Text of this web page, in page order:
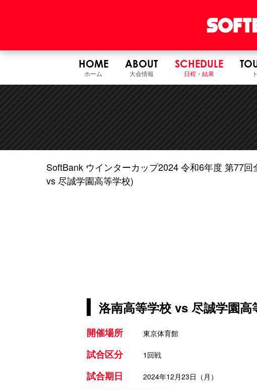
HOME
ホーム
ABOUT
大会情報
SCHEDULE
日程・結果
SoftBank ウインターカップ2024 令和6年度 第77
vs 尽誠学園高等学校)
洛南高等学校 vs 尽誠学園高
開催場所 東京体育館
試合区分 1回戦
試合期日 2024年12月23日（月）